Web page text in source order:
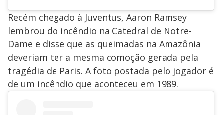
Recém chegado à Juventus, Aaron Ramsey
lembrou do incêndio na Catedral de Notre-
Dame e disse que as queimadas na Amazônia
deveriam ter a mesma comoção gerada pela
tragédia de Paris. A foto postada pelo jogador é
de um incêndio que aconteceu em 1989.